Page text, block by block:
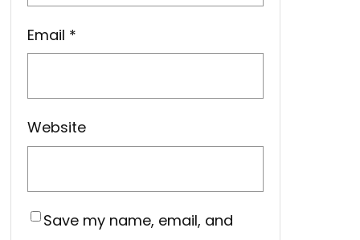
Email *
Website
Save my name, email, and